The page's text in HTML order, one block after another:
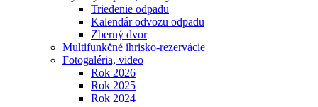
Triedenie odpadu
Kalendár odvozu odpadu
Zberný dvor
Multifunkčné ihrisko-rezervácie
Fotogaléria, video
Rok 2026
Rok 2025
Rok 2024